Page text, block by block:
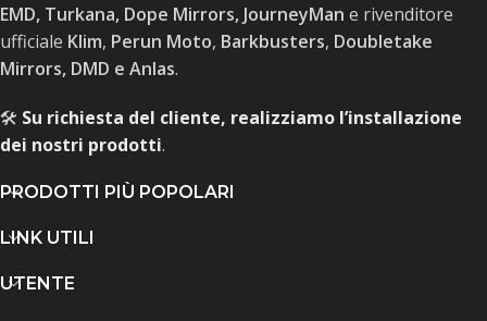
EMD, Turkana, Dope Mirrors, JourneyMan e rivenditore
ufficiale Klim, Perun Moto, Barkbusters, Doubletake
Mirrors, DMD e Anlas.
🛠️ Su richiesta del cliente, realizziamo l’installazione
dei nostri prodotti.
PRODOTTI PIÙ POPOLARI
LINK UTILI
UTENTE